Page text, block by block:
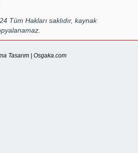
Tüm Hakları saklıdır, kaynak
Tasarım | Osgaka.com